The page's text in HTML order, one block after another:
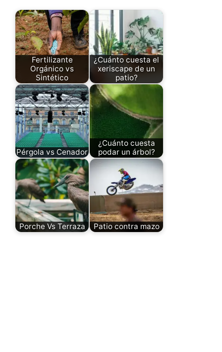
Fertilizante
Orgánico vs
Sintético
¿Cuánto cuesta el
xeriscape de un
patio?
Pérgola vs Cenador
¿Cuánto cuesta
podar un árbol?
Porche Vs Terraza Patio contra mazo